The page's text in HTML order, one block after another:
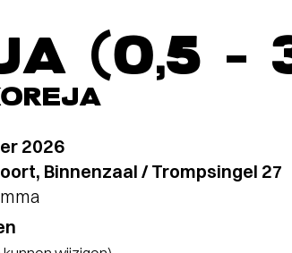
(0,5 –
2026
Binnenzaal / Trompsingel 27